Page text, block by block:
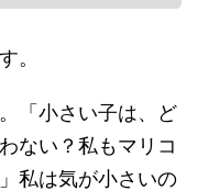
。
「小さい子は、ど
ない？私もマリコ
私は気が小さいの